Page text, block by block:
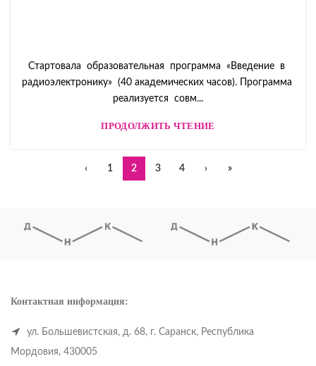
Стартовала образовательная программа «Введение в
радиоэлектронику» (40 академических часов). Программа
реализуется совм...
ПРОДОЛЖИТЬ ЧТЕНИЕ
‹ 1 2 3 4 › »
Контактная информация:
ул. Большевистская, д. 68, г. Саранск, Республика
Мордовия, 430005